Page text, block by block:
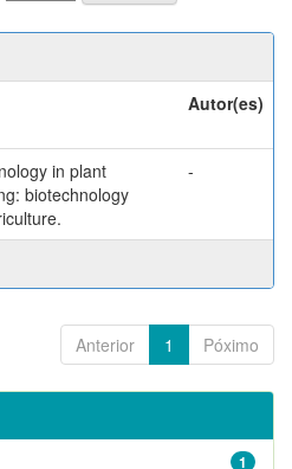
Autor(es)
in plant
biotechnology
-
Anterior 1 Póximo
1